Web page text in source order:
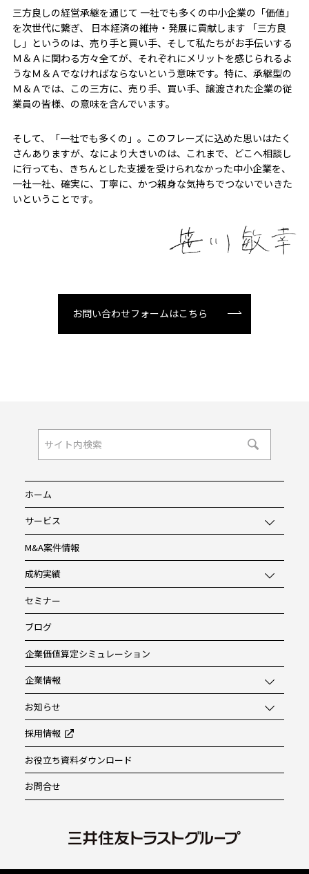
三方良しの経営承継を通じて 一社でも多くの中小企業の「価値」
を次世代に繋ぎ、 日本経済の維持・発展に貢献します 「三方良
し」というのは、売り手と買い手、そして私たちがお手伝いする
Ｍ＆Ａに関わる方々全てが、それぞれにメリットを感じられるよ
うなＭ＆Ａでなければならないという意味です。特に、承継型の
Ｍ＆Ａでは、この三方に、売り手、買い手、譲渡された企業の従
業員の皆様、の意味を含んでいます。
そして、「一社でも多くの――」。このフレーズに込めた思いはたく
さんありますが、なにより大きいのは、これまで、どこへ相談し
に行っても、きちんとした支援を受けられなかった中小企業を、
一社一社、確実に、丁寧に、かつ親身な気持ちでつないでいきた
いということです。
お問い合わせフォームはこちら
ホーム
サービス
M&A案件情報
成約実績
セミナー
ブログ
企業価値算定シミュレーション
企業情報
お知らせ
採用情報
お役立ち資料ダウンロード
お問合せ